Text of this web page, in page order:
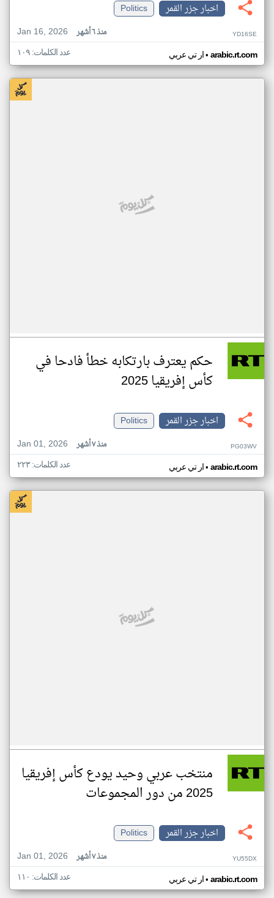
اخبار جزر القمر
Politics
Jan 16, 2026
منذ ٦ أشهر YD16SE
ار تي عربي• arabic.rt.com عدد الكلمات: ١٠٩
حكم يعترف بارتكابه خطأ فادحا في
كأس إفريقيا 2025
اخبار جزر القمر
Politics
Jan 01, 2026
منذ ٧ أشهر PG03WV
ار تي عربي• arabic.rt.com عدد الكلمات: ٢٢٣
منتخب عربي وحيد يودع كأس إفريقيا
2025 من دور المجموعات
اخبار جزر القمر
Politics
Jan 01, 2026
منذ ٧ أشهر YU55DX
ار تي عربي• arabic.rt.com عدد الكلمات: ١١٠